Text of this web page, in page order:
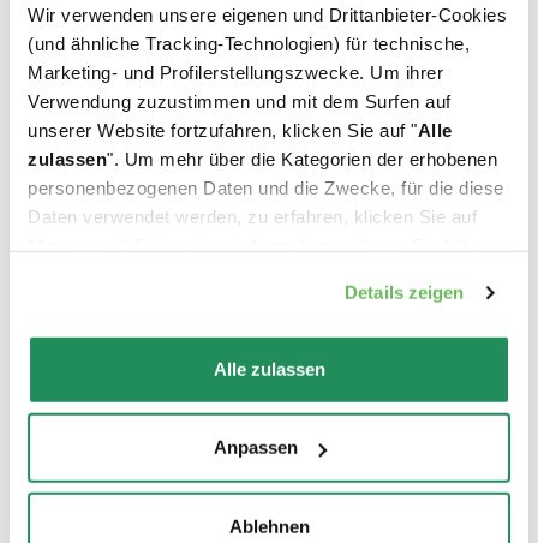
Wir verwenden unsere eigenen und Drittanbieter-Cookies
(und ähnliche Tracking-Technologien) für technische,
Marketing- und Profilerstellungszwecke. Um ihrer
Verwendung zuzustimmen und mit dem Surfen auf
unserer Website fortzufahren, klicken Sie auf "Alle
zulassen". Um mehr über die Kategorien der erhobenen
personenbezogenen Daten und die Zwecke, für die diese
Daten verwendet werden, zu erfahren, klicken Sie auf
Details zeigen
Alle zulassen
Anpassen
AblehnenLIFESTAGE • Adult